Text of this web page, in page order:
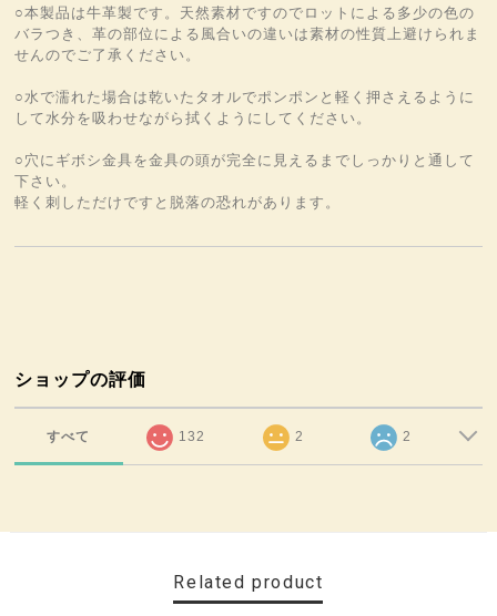
○本製品は牛革製です。天然素材ですのでロットによる多少の色の
バラつき、革の部位による風合いの違いは素材の性質上避けられま
せんのでご了承ください。
○水で濡れた場合は乾いたタオルでポンポンと軽く押さえるように
して水分を吸わせながら拭くようにしてください。
○穴にギボシ金具を金具の頭が完全に見えるまでしっかりと通して
下さい。
軽く刺しただけですと脱落の恐れがあります。
ショップの評価
すべて 132 2 2
Related product